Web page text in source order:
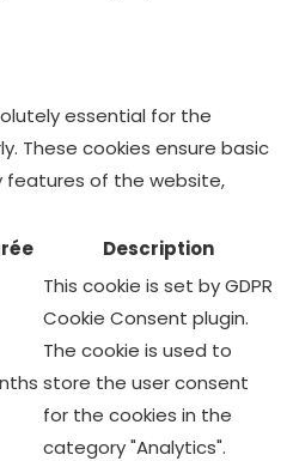
essential for the
These cookies ensure basic
features of the website,
Description
This cookie is set by GDPR
Cookie Consent plugin.
The cookie is used to
store the user consent
for the cookies in the
category "Analytics".